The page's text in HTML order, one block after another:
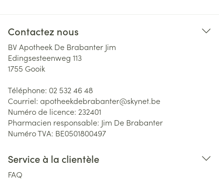
Contactez nous
BV Apotheek De Brabanter Jim
Edingsesteenweg 113
1755 Gooik
Téléphone: 02 532 46 48
Courriel: apotheekdebrabanter@skynet.be
Numéro de licence: 232401
Pharmacien responsable: Jim De Brabanter
Numéro TVA: BE0501800497
Service à la clientèle
FAQ